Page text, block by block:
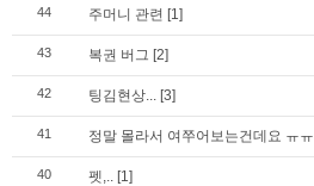
44 주머니 관련 [1]
43 복권 버그 [2]
42 팅김현상... [3]
41 정말 몰라서 여쭈어보는건데요 ㅠㅠ
40 펫,.. [1]